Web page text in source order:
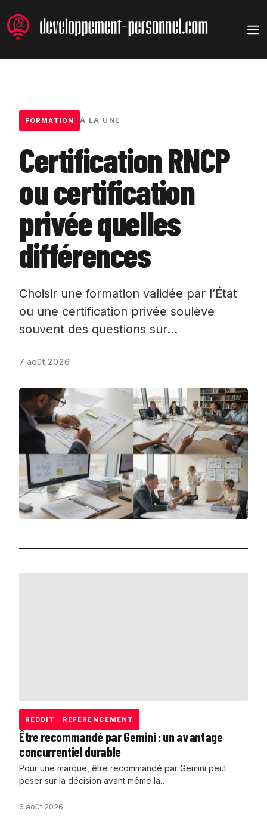
au
contenu
FORMATION À LA UNE
Certification RNCP
ou certification
privée quelles
différences
Choisir une formation validée par l’État
ou une certification privée soulève
souvent des questions sur…
7 août 2026
REDDIT . RÉFÉRENCEMENT
Être recommandé par Gemini : un avantage
concurrentiel durable
Pour une marque, être recommandé par Gemini peut
peser sur la décision avant même la…
6 août 2026